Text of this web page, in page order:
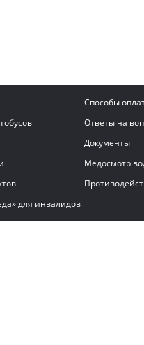
Способы
Ответы на
Документы
Медосмотр
для инвалидов